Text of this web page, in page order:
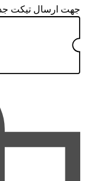
جهت ارسال تیکت